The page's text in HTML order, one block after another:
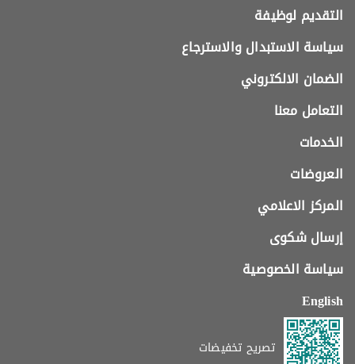
التقديم لوظيفة
سياسة الاستبدال والاسترجاع
الضمان الالكتروني
التعامل معنا
الخدمات
العروضات
المركز الاعلامي
إرسال شكوى
سياسة الخصوصية
English
تصريح تخفيضات